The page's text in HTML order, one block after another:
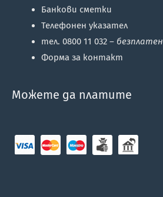
Банкови сметки
Телефонен указател
тел. 0800 11 032 – безплатен
Форма за контакт
Можете да платите